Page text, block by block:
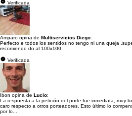
Verificada
Amparo opina de Multiservicios Diego:
Perfecto e todos los sentidos no tengo ni una queja
recomiendo do al 100x100
Verificada
Ibon opina de Lucio:
La respuesta a la petición del porte fue inmediata, muy
caro respecto a otros porteadores. Esto último lo
por lo...